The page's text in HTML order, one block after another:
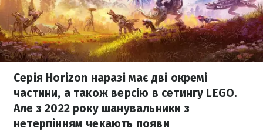
Серія Horizon наразі має дві окремі
частини, а також версію в сетингу LEGO.
Але з 2022 року шанувальники з
нетерпінням чекають появи